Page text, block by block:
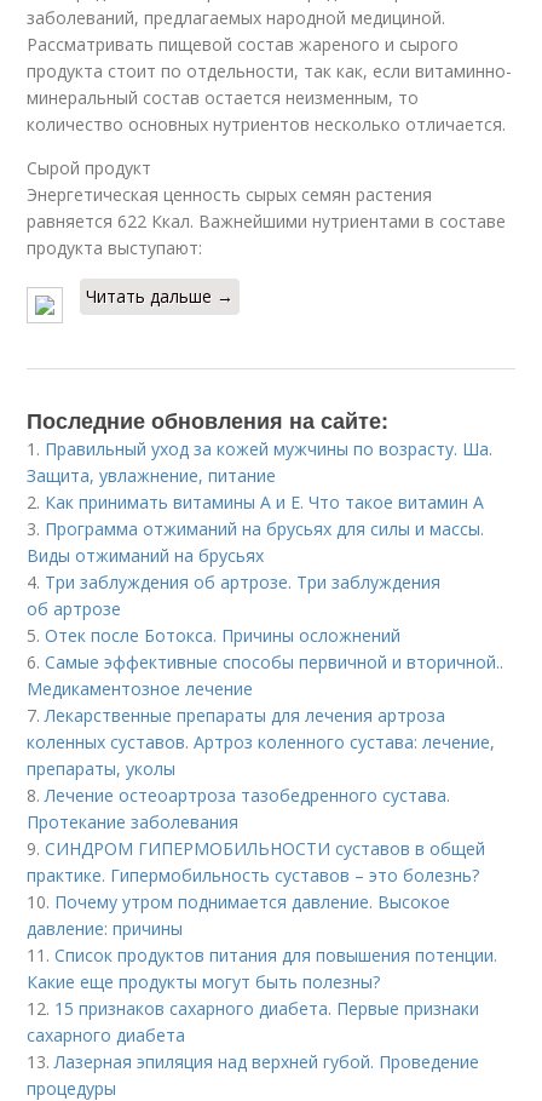
заболеваний, предлагаемых народной медициной.
Рассматривать пищевой состав жареного и сырого
продукта стоит по отдельности, так как, если витаминно-
минеральный состав остается неизменным, то
количество основных нутриентов несколько отличается.
Сырой продукт
Энергетическая ценность сырых семян растения
равняется 622 Ккал. Важнейшими нутриентами в составе
продукта выступают:
Читать дальше →
Последние обновления на сайте:
1. Правильный уход за кожей мужчины по возрасту. Ша.
Защита, увлажнение, питание
2. Как принимать витамины А и Е. Что такое витамин А
3. Программа отжиманий на брусьях для силы и массы.
Виды отжиманий на брусьях
4. Три заблуждения об артрозе. Три заблуждения
об артрозе
5.Отек после Ботокса. Причины осложнений
6.Самые эффективные способы первичной и вторичной..
Медикаментозное лечение
7.Лекарственные препараты для лечения артроза
коленных суставов. Артроз коленного сустава: лечение,
препараты, уколы
8.Лечение остеоартроза тазобедренного сустава.
Протекание заболевания
9.СИНДРОМ ГИПЕРМОБИЛЬНОСТИ суставов в общей
практике. Гипермобильность суставов – это болезнь?
10. Почему утром поднимается давление. Высокое
давление: причины
11.Список продуктов питания для повышения потенции.
Какие еще продукты могут быть полезны?
12. 15 признаков сахарного диабета. Первые признаки
сахарного диабета
13.Лазерная эпиляция над верхней губой. Проведение
процедуры